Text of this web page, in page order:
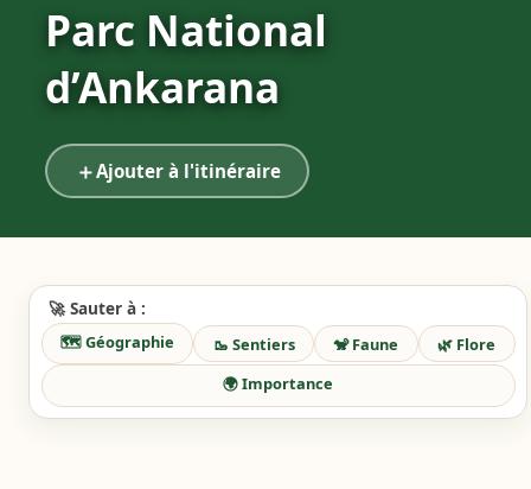
Parc National
d’Ankarana
＋Ajouter à l'itinéraire
🚀 Sauter à :
🗺️ Géographie 🥾 Sentiers 🐒 Faune
🌿 Flore
🌍 Importance